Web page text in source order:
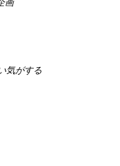
気がする